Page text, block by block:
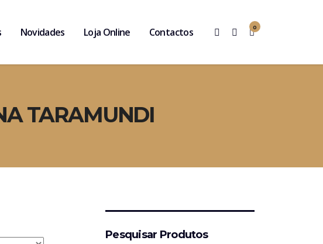
0
Novidades Loja Online Contactos
TARAMUNDI
Pesquisar Produtos